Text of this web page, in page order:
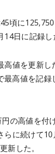
頃に
日に記録し
高値を更新
高値を記
の高値を付
らに続けて
新した。